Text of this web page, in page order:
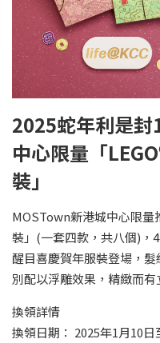
2025蛇年利是
中心限量「
裝」
MOSTown新港城中心限量
裝」(一套四款，共八個)，
醒目喜慶賀年服裝登場，
別配以浮雕效果，精緻而有
換領詳情
換領日期： 2025年1月10日